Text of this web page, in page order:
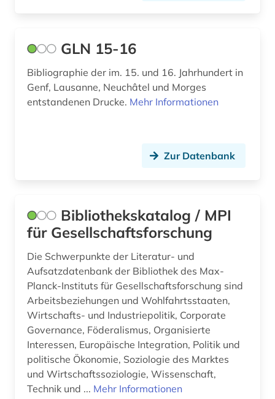
denkmalamt (1)
denkmalpflege (1)
deportation (1)
dessau (1)
deutsch-deutsche beziehungen (1)
deutsche bundesbank (1)
deutsche sporthochschule köln (1)
deutscher alpenverein (1)
deutscher sprachraum (1)
deutsches historisches museum (1)
deutsches institut für menschenrechte (1)
GLN 15-16
Bibliographie der im. 15. und 16. Jahrhundert in
Genf, Lausanne, Neuchâtel und Morges
entstandenen Drucke. Mehr Informationen
Zur Datenbank
Bibliothekskatalog / MPI
für Gesellschaftsforschung
Die Schwerpunkte der Literatur- und
Aufsatzdatenbank der Bibliothek des Max-
Planck-Instituts für Gesellschaftsforschung sind
Arbeitsbeziehungen und Wohlfahrtsstaaten,
Wirtschafts- und Industriepolitik, Corporate
Governance, Föderalismus, Organisierte
Interessen, Europäische Integration, Politik und
politische Ökonomie, Soziologie des Marktes
und Wirtschaftssoziologie, Wissenschaft,
Technik und ... Mehr Informationen